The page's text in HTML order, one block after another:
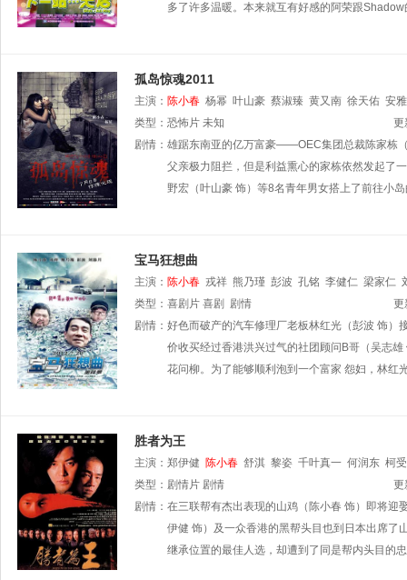
多了许多温暖。本来就互有好感的阿荣跟
孤岛惊魂2011
主演： 陈小春 杨幂 叶山豪 蔡淑臻 黄又南 徐天佑 安雅
类型： 恐怖片 未知
更
剧情： 雄踞东南亚的亿万富豪——OEC集团总裁陈家栋
父亲极力阻拦，但是利益熏心的家栋依然发起了
野宏（叶山豪 饰）等8名青年男女搭上了前往小
宝马狂想曲
主演： 陈小春 戎祥 熊乃瑾 彭波 孔铭 李健仁 梁家仁
类型： 喜剧片 喜剧 剧情
更
剧情： 好色而破产的汽车修理厂老板林红光（彭波 饰）
价收买经过香港洪兴过气的社团顾问B哥（吴志
花问柳。为了能够顺利泡到一个富家 怨妇，林
胜者为王
主演： 郑伊健 陈小春 舒淇 黎姿 千叶真一 何润东 柯
类型： 剧情片 剧情
更
剧情： 在三联帮有杰出表现的山鸡（陈小春 饰）即将迎
伊健 饰）及一众香港的黑帮头目也到日本出席了
继承位置的最佳人选，却遭到了同是帮内头目的